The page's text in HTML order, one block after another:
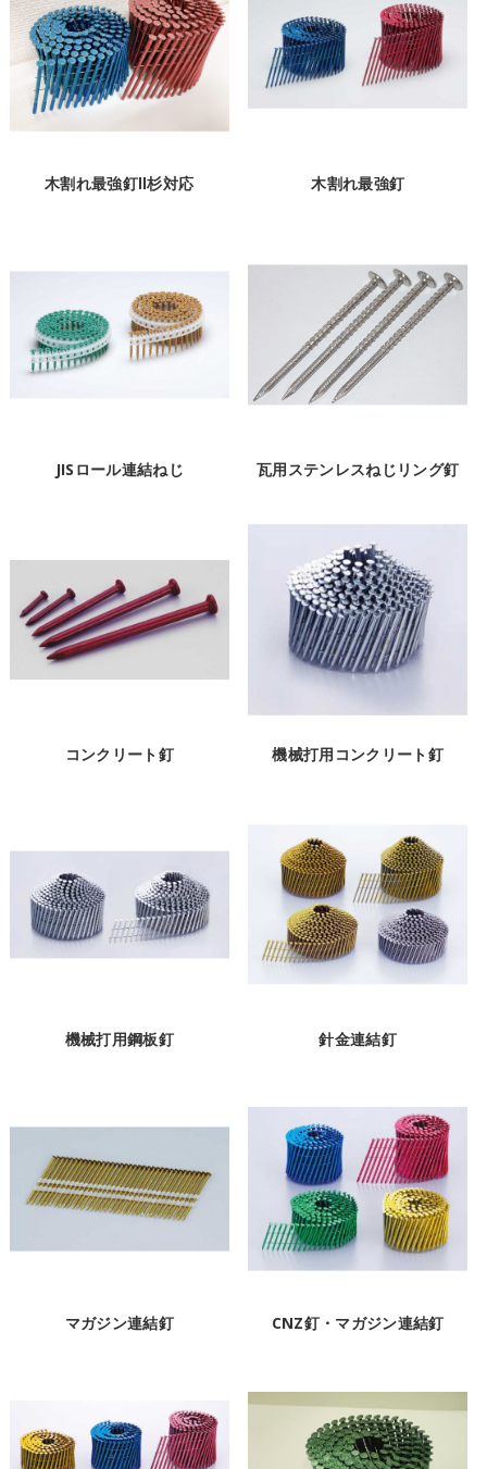
木割れ最強釘Ⅱ杉対応 木割れ最強釘
JISロール連結ねじ 瓦用ステンレスねじリング釘
コンクリート釘 機械打用コンクリート釘
機械打用鋼板釘 針金連結釘
マガジン連結釘 CNZ釘・マガジン連結釘